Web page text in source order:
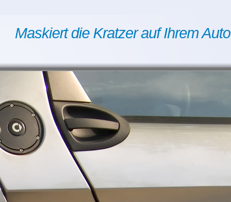
Maskiert die Kratzer auf Ihrem Auto